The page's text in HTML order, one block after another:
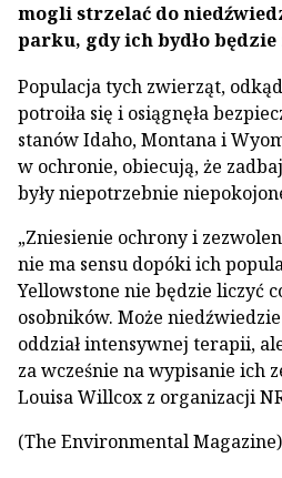
mogli strzelać do
parku, gdy ich bydło będzie
Populacja tych zwierząt,
potroiła się i osiągnęła
stanów Idaho, Montana i
w ochronie, obiecują, że
były niepotrzebnie
„Zniesienie ochrony i
nie ma sensu dopóki ich
Yellowstone nie będzie liczyć
osobników. Może
oddział intensywnej terapii,
za wcześnie na wypisanie ich
Louisa Willcox z organizacji
(The Environmental Magazine)